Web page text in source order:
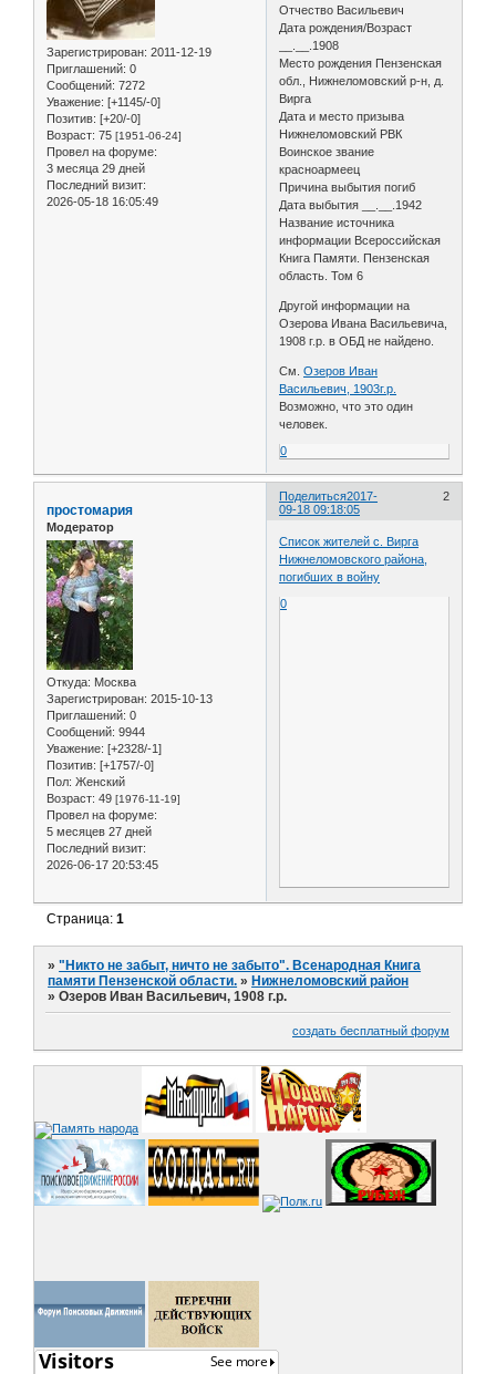
Зарегистрирован: 2011-12-19
Приглашений: 0
Сообщений: 7272
Уважение: [+1145/-0]
Позитив: [+20/-0]
Возраст: 75 [1951-06-24]
Провел на форуме:
3 месяца 29 дней
Последний визит:
2026-05-18 16:05:49
Отчество Васильевич
Дата рождения/Возраст
__.__.1908
Место рождения Пензенская
обл., Нижнеломовский р-н, д.
Вирга
Дата и место призыва
Нижнеломовский РВК
Воинское звание
красноармеец
Причина выбытия погиб
Дата выбытия __.__.1942
Название источника
информации Всероссийская
Книга Памяти. Пензенская
область. Том 6
Другой информации на
Озерова Ивана Васильевича,
1908 г.р. в ОБД не найдено.
См.Озеров Иван
Васильевич, 1903г.р.
Возможно, что это один
человек.
0
Поделиться 2
2017-
09-18 09:18:05
простомария
Модератор
Откуда: Москва
Зарегистрирован: 2015-10-13
Приглашений: 0
Сообщений: 9944
Уважение: [+2328/-1]
Позитив: [+1757/-0]
Пол: Женский
Возраст: 49 [1976-11-19]
Провел на форуме:
5 месяцев 27 дней
Последний визит:
2026-06-17 20:53:45
Список жителей с. Вирга
Нижнеломовского района,
погибших в войну
0
Страница:1
»"Никто не забыт, ничто не забыто". Всенародная Книга
памяти Пензенской области. »Нижнеломовский район
»Озеров Иван Васильевич, 1908 г.р.
создать бесплатный форум